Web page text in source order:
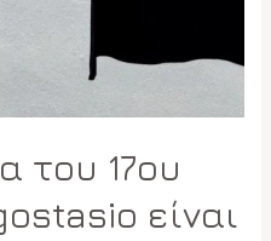
του 17ου
είναι